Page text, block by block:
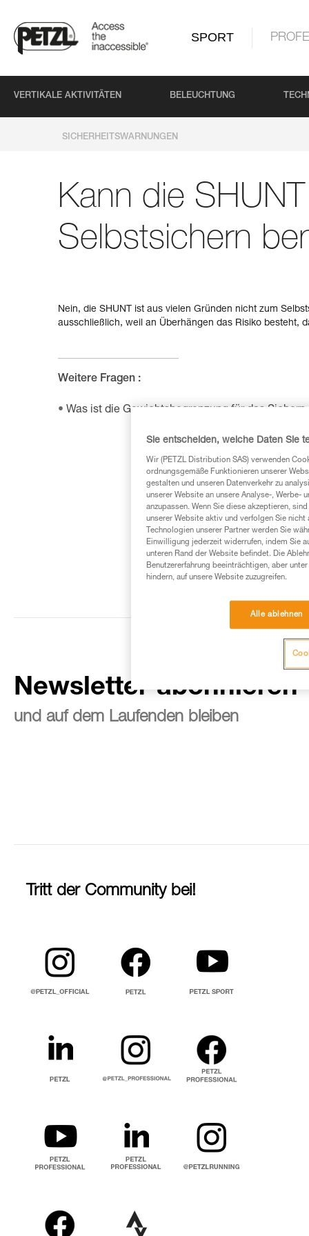
SPORT
VERTIKALE AKTIVITÄTEN BELEUCHTUNG
SICHERHEITSWARNUNGEN
Kann die
Selbstsichern
Nein, die SHUNT ist aus vielen Gründen nicht zum
ausschließlich, weil an Überhängen das Risiko besteht,
Weitere Fragen :
Was ist die Gewichtsbegrenzung für das
Newsletter abonnieren
und auf dem Laufenden bleiben
Tritt der Community bei!
Sie entscheiden, welche Daten Sie
Wir (PETZL Distribution SAS) verwenden
ordnungsgemäße Funktionieren unserer
gestalten und unseren Datenverkehr zu
unserer Website an unsere Analyse-, Werbe-
anzupassen. Wenn Sie diese akzeptieren,
unserer Website aktiv und verfolgen Sie
Technologien unserer Partner werden Sie
Einwilligung jederzeit widerrufen, indem Sie
unteren Rand der Website befindet. Die
Benutzererfahrung beeinträchtigen, aber
hindern, auf unsere Website zuzugreifen.
Alle ablehnen